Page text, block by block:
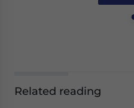
Related reading